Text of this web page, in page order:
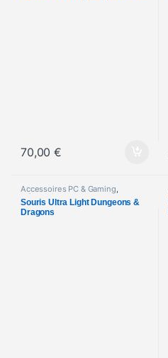
70,00€
Accessoires PC & Gaming,
Informatique
Souris Ultra Light Dungeons &
Dragons